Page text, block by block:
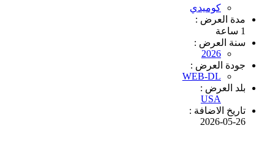
كوميدي
مدة العرض :
1 ساعة
سنة العرض :
2026
جودة العرض :
WEB-DL
بلد العرض :
USA
تاريخ الاضافة :
2026-05-26